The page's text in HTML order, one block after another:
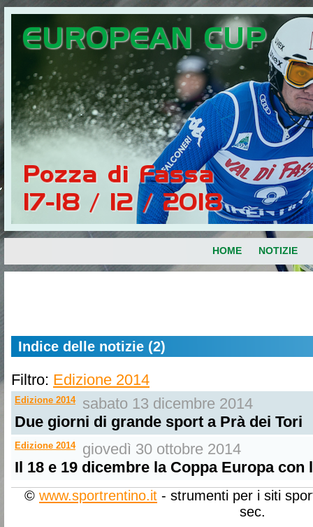
HOME NOTIZIE
Indice delle notizie (2)
Filtro: Edizione 2014
Edizione 2014
sabato 13 dicembre 2014
Due giorni di grande sport a Prà dei Tori
Edizione 2014
giovedì 30 ottobre 2014
Il 18 e 19 dicembre la Coppa Europa
© www.sportrentino.it - strumenti per i siti
sec.